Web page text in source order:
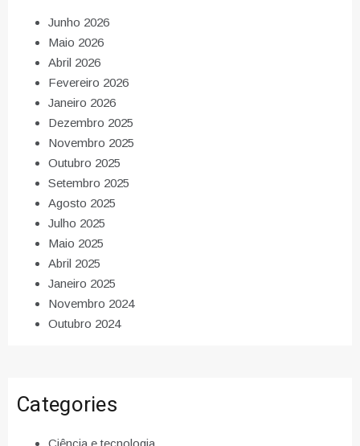
Junho 2026
Maio 2026
Abril 2026
Fevereiro 2026
Janeiro 2026
Dezembro 2025
Novembro 2025
Outubro 2025
Setembro 2025
Agosto 2025
Julho 2025
Maio 2025
Abril 2025
Janeiro 2025
Novembro 2024
Outubro 2024
Categories
Ciência e tecnologia